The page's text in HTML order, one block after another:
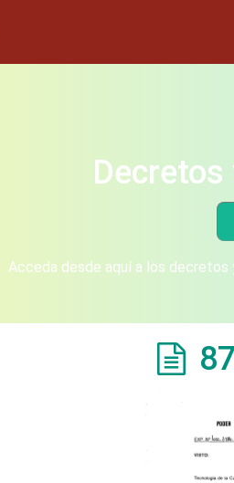
Acceda desde aquí a los